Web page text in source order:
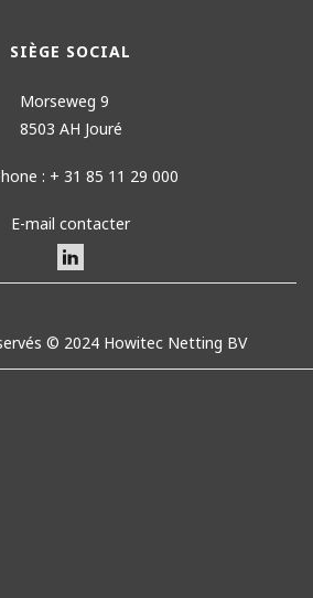
SIÈGE SOCIAL
Morseweg 9
8503 AH Jouré
: + 31 85 11 29 000
E-mail contacter
© 2024 Howitec Netting BV